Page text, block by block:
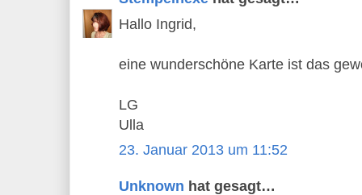
Hallo Ingrid,
eine wunderschöne Karte ist das
LG
Ulla
23. Januar 2013 um 11:52
Unknown hat gesagt…